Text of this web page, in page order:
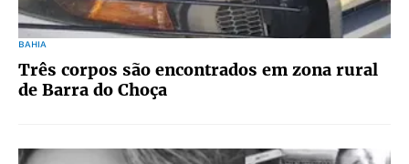
BAHIA
Três corpos são encontrados em zona rural
de Barra do Choça